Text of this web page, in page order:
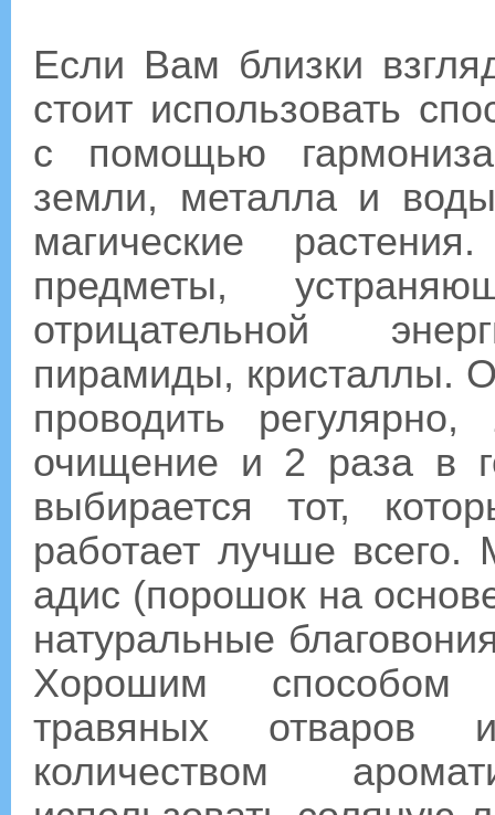
Если Вам близки
стоит использовать
с помощью
земли, металла и
магические
предметы,
отрицательной
пирамиды, кристаллы.
проводить
очищение и 2 раза в
выбирается тот,
работает лучше
адис (порошок на
натуральные
Хорошим способом
травяных
количеством